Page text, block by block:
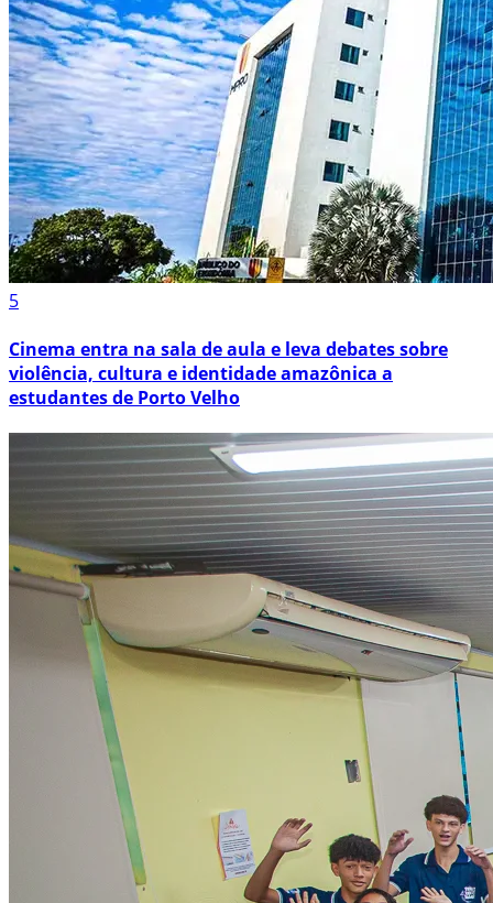
5
Cinema entra na sala de aula e leva debates sobre
violência, cultura e identidade amazônica a
estudantes de Porto Velho